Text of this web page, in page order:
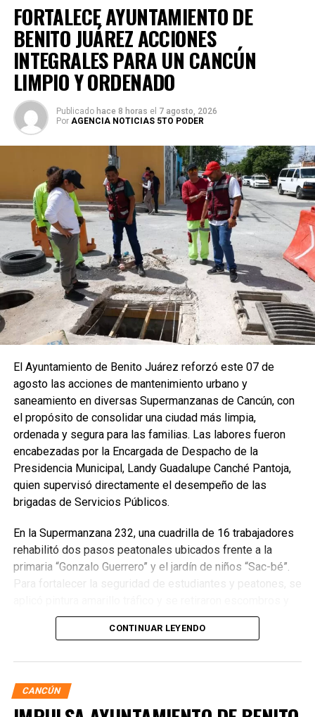
FORTALECE AYUNTAMIENTO DE
BENITO JUÁREZ ACCIONES
INTEGRALES PARA UN CANCÚN
LIMPIO Y ORDENADO
Publicado hace 8 horas el 7 agosto, 2026
Por AGENCIA NOTICIAS 5TO PODER
El Ayuntamiento de Benito Juárez reforzó este 07 de
agosto las acciones de mantenimiento urbano y
saneamiento en diversas Supermanzanas de Cancún, con
el propósito de consolidar una ciudad más limpia,
ordenada y segura para las familias. Las labores fueron
encabezadas por la Encargada de Despacho de la
Presidencia Municipal, Landy Guadalupe Canché Pantoja,
quien supervisó directamente el desempeño de las
brigadas de Servicios Públicos.
En la Supermanzana 232, una cuadrilla de 16 trabajadores
rehabilitó dos pasos peatonales ubicados frente a la
primaria “Gonzalo Guerrero” y el jardín de niños “Sac-bé”.
Para fortalecer la seguridad de estudiantes y peatones, se
residuos vegetales acumulados en la zona. Estas
acciones buscan garantizar entornos escolares más
CONTINUAR LEYENDO
CANCÚN